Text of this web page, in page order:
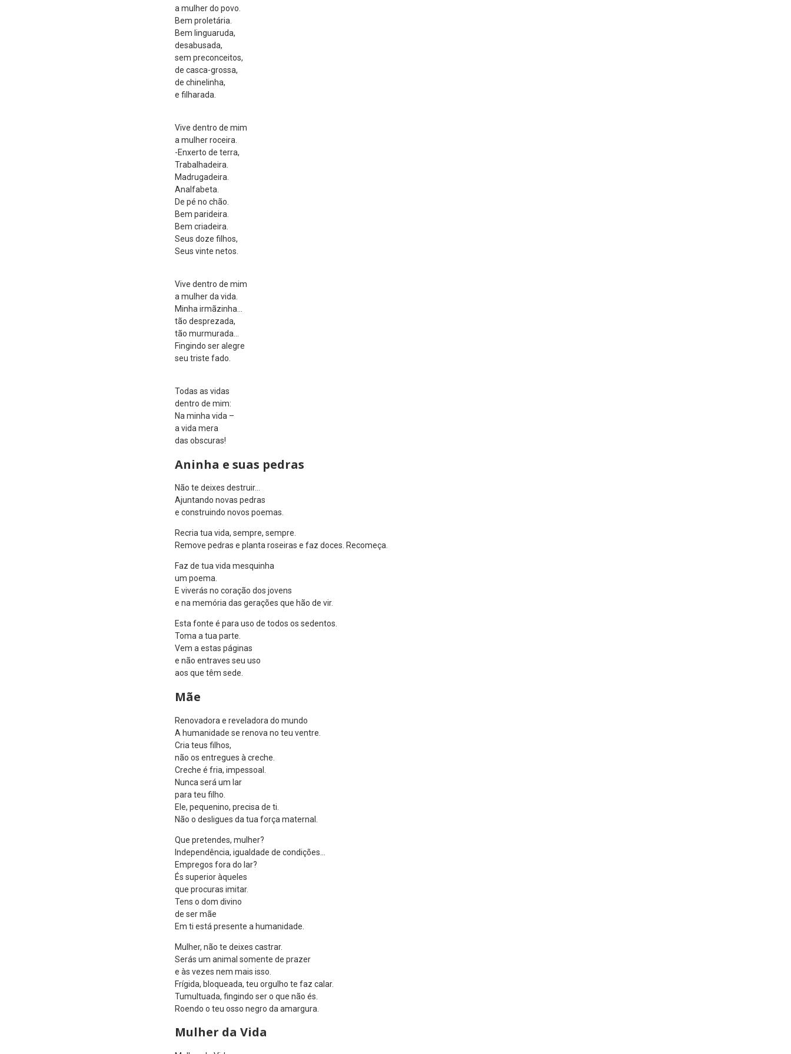
a mulher do povo.
Bem proletária.
Bem linguaruda,
desabusada,
sem preconceitos,
de casca-grossa,
de chinelinha,
e filharada.
Vive dentro de mim
a mulher roceira.
-Enxerto de terra,
Trabalhadeira.
Madrugadeira.
Analfabeta.
De pé no chão.
Bem parideira.
Bem criadeira.
Seus doze filhos,
Seus vinte netos.
Vive dentro de mim
a mulher da vida.
Minha irmãzinha…
tão desprezada,
tão murmurada…
Fingindo ser alegre
seu triste fado.
Todas as vidas
dentro de mim:
Na minha vida –
a vida mera
das obscuras!
Aninha e suas pedras
Não te deixes destruir…
Ajuntando novas pedras
e construindo novos poemas.
Recria tua vida, sempre, sempre.
Remove pedras e planta roseiras e faz doces. Recomeça.
Faz de tua vida mesquinha
um poema.
E viverás no coração dos jovens
e na memória das gerações que hão de vir.
Esta fonte é para uso de todos os sedentos.
Toma a tua parte.
Vem a estas páginas
e não entraves seu uso
aos que têm sede.
Mãe
Renovadora e reveladora do mundo
A humanidade se renova no teu ventre.
Cria teus filhos,
não os entregues à creche.
Creche é fria, impessoal.
Nunca será um lar
para teu filho.
Ele, pequenino, precisa de ti.
Não o desligues da tua força maternal.
Que pretendes, mulher?
Independência, igualdade de condições…
Empregos fora do lar?
És superior àqueles
que procuras imitar.
Tens o dom divino
de ser mãe
Em ti está presente a humanidade.
Mulher, não te deixes castrar.
Serás um animal somente de prazer
e às vezes nem mais isso.
Frígida, bloqueada, teu orgulho te faz calar.
Tumultuada, fingindo ser o que não és.
Roendo o teu osso negro da amargura.
Mulher da Vida